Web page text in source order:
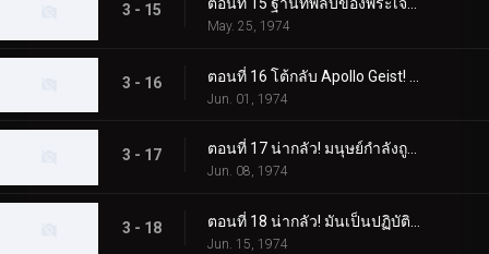
3 - 15
May. 25, 1974
3 - 16
Jun. 01, 1974
3 - 17 ตอนที่ 17 น่ากลัว! มนุษย์กำลังถูกสร้างเป็นหนังสือ!!
Jun. 08, 1974
3 - 18
Jun. 15, 1974